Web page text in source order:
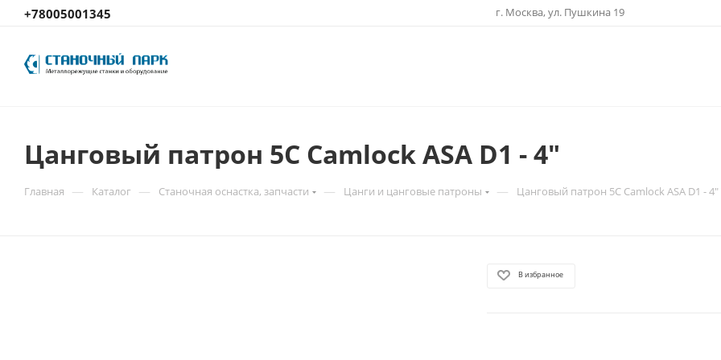
+78005001345 г. Москва, ул. Пушкина 19
Цанговый патрон 5С Camlock ASA D1 - 4"
Главная — Каталог — Станочная оснастка, запчасти — Цанги и цанговые патроны — Цанговый патрон 5С Camlock ASA D1 - 4"
В избранное